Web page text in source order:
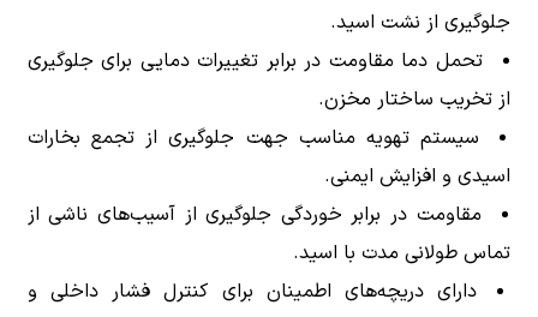
جلوگیری از نشت اسید.
تحمل دما مقاومت در برابر تغییرات دمایی برای جلوگیری
از تخریب ساختار مخزن.
سیستم تهویه مناسب جهت جلوگیری از تجمع بخارات
اسیدی و افزایش ایمنی.
مقاومت در برابر خوردگی جلوگیری از آسیب‌های ناشی از
تماس طولانی مدت با اسید.
دارای دریچه‌های اطمینان برای کنترل فشار داخلی و